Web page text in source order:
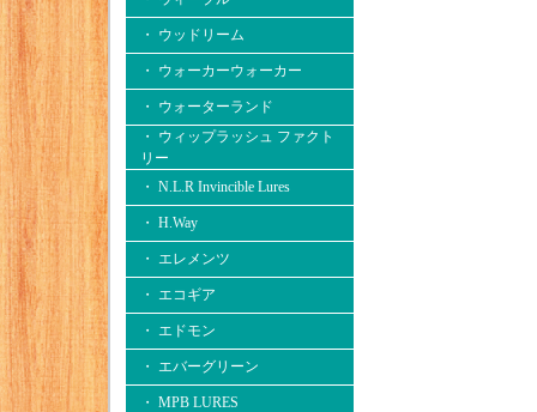
・ ウッドリーム
・ ウォーカーウォーカー
・ ウォーターランド
・ ウィップラッシュ ファクト
リー
・ N.L.R Invincible Lures
・ H.Way
・ エレメンツ
・ エコギア
・ エドモン
・ エバーグリーン
・ MPB LURES